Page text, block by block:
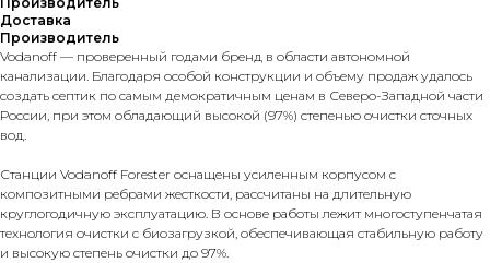
Доставка
Производитель
Vodanoff — проверенный годами бренд в области автономной
канализации. Благодаря особой конструкции и объему продаж удалось
создать септик по самым демократичным ценам в Северо-Западной части
России, при этом обладающий высокой (97%) степенью очистки сточных
вод.
Станции Vodanoff Forester оснащены усиленным корпусом с
композитными ребрами жесткости, рассчитаны на длительную
круглогодичную эксплуатацию. В основе работы лежит многоступенчатая
технология очистки с биозагрузкой, обеспечивающая стабильную работу
и высокую степень очистки до 97%.